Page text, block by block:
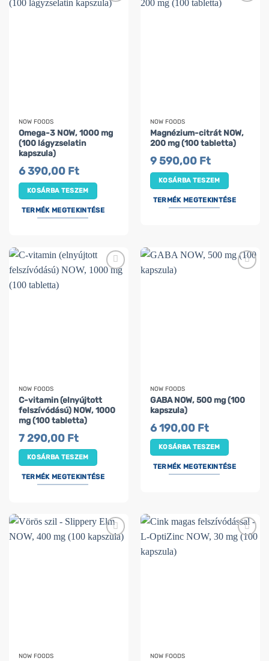
NOW FOODS
Omega-3 NOW, 1000 mg
(100 lágyzselatin
kapszula)
6 390,00 Ft
KOSÁRBA TESZEM
TERMÉK MEGTEKINTÉSE
NOW FOODS
Magnézium-citrát NOW,
200 mg (100 tabletta)
9 590,00 Ft
KOSÁRBA TESZEM
TERMÉK MEGTEKINTÉSE
NOW FOODS
C-vitamin (elnyújtott
felszívódású) NOW, 1000
mg (100 tabletta)
7 290,00 Ft
KOSÁRBA TESZEM
TERMÉK MEGTEKINTÉSE
NOW FOODS
GABA NOW, 500 mg (100
kapszula)
6 190,00 Ft
KOSÁRBA TESZEM
TERMÉK MEGTEKINTÉSE
NOW FOODS NOW FOODS